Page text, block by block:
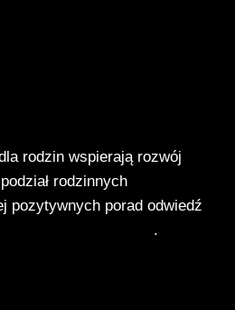
rodzin wspierają rozwój
rodzinnych
pozytywnych porad odwiedź
.